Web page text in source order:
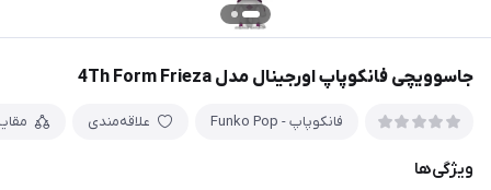
جاسوویچی فانکوپاپ اورجینال مدل 4Th Form Frieza
فانکوپاپ - Funko Pop علاقه‌مندی
ویژگی‌ها